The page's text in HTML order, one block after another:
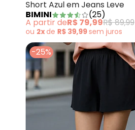
Short Azul em Jeans Leve
BIMINI
(25)
A partir deR$ 79,99R$ 89,99
ou 2xde R$ 39,99sem juros
-25%